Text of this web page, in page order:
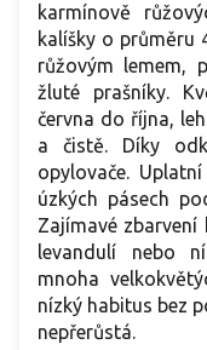
karmínově
kalíšky o průměru
růžovým lemem,
žluté prašníky.
června do října,
a čistě. Díky
opylovače.
úzkých pásech
Zajímavé
levandulí nebo
mnoha
nízký habitus bez
nepřerůstá.